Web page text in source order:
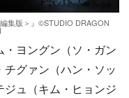
集版＞』©️STUDIO DRAGON
ヨングン（ソ・ガン
グァン（ハン・ソッ
ュ（キム・ヒョンジ